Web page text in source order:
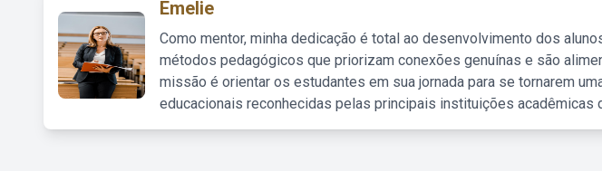
Emelie
Como mentor, minha dedicação é total ao desenvolvimento dos
métodos pedagógicos que priorizam conexões genuínas e são
missão é orientar os estudantes em sua jornada para se tornarem
educacionais reconhecidas pelas principais instituições acadêmicas